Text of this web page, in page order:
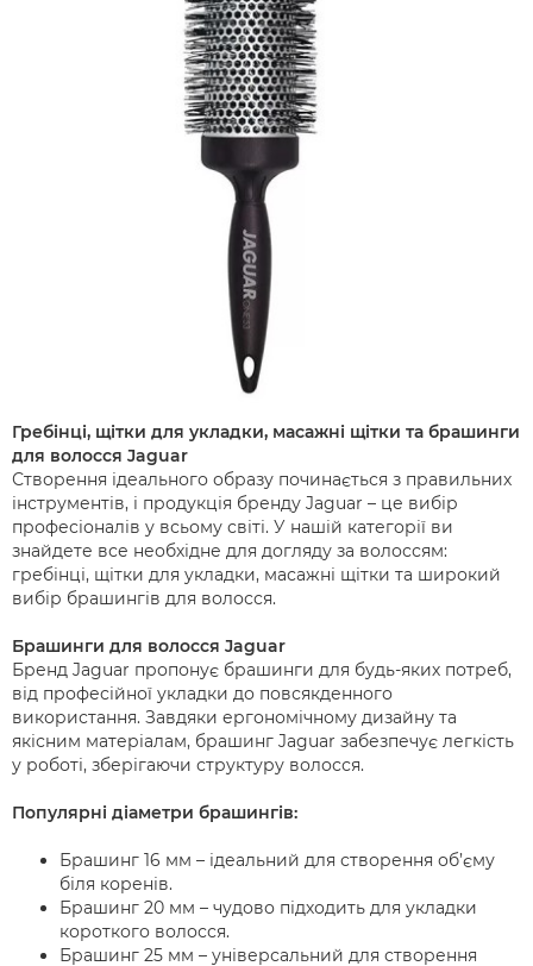
Гребінці, щітки для укладки, масажні щітки та брашинги
для волосся Jaguar
Створення ідеального образу починається з правильних
інструментів, і продукція бренду Jaguar – це вибір
професіоналів у всьому світі. У нашій категорії ви
знайдете все необхідне для догляду за волоссям:
гребінці, щітки для укладки, масажні щітки та широкий
вибір брашингів для волосся.
Брашинги для волосся Jaguar
Бренд Jaguar пропонує брашинги для будь-яких потреб,
від професійної укладки до повсякденного
використання. Завдяки ергономічному дизайну та
якісним матеріалам, брашинг Jaguar забезпечує легкість
у роботі, зберігаючи структуру волосся.
Популярні діаметри брашингів:
Брашинг 16 мм – ідеальний для створення об’єму
біля коренів.
Брашинг 20 мм – чудово підходить для укладки
короткого волосся.
Брашинг 25 мм – універсальний для створення